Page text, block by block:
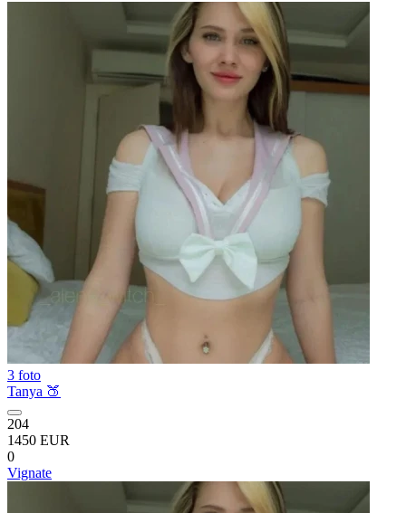
3 foto
Tanya 🍑
204
1450 EUR
0
Vignate